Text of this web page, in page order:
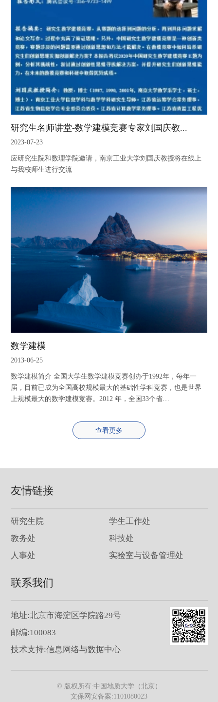
研究生名师讲堂-数学建模竞赛专家刘国庆教...
2023-07-23
应研究生院和数理学院邀请，南京工业大学刘国庆教授将在线上
与我校师生进行交流
数学建模
2013-06-25
数学建模简介 全国大学生数学建模竞赛创办于1992年，每年一
届，目前已成为全国高校规模最大的基础性学科竞赛，也是世界
上规模最大的数学建模竞赛。2012 年，全国33个省…
查看更多
友情链接
研究生院
学生工作处
教务处
科技处
人事处
实验室与设备管理处
联系我们
地址:北京市海淀区学院路29号
邮编:100083
技术支持:信息网络与数据中心
© 版权所有:中国地质大学（北京）
文保网安备案:1101080023